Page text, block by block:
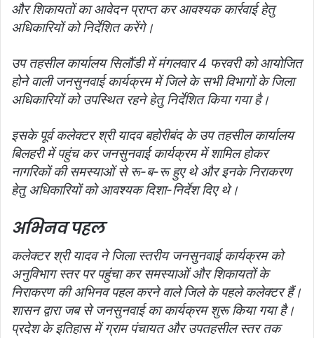
और शिकायतों का आवेदन प्राप्त कर आवश्यक कार्रवाई हेतु
अधिकारियों को निर्देशित करेंगे।
उप तहसील कार्यालय सिलौंडी में मंगलवार 4 फरवरी को आयोजित
होने वाली जनसुनवाई कार्यक्रम में जिले के सभी विभागों के जिला
अधिकारियों को उपस्थित रहने हेतु निर्देशित किया गया है।
इसके पूर्व कलेक्टर श्री यादव बहोरीबंद के उप तहसील कार्यालय
बिलहरी में पहुंच कर जनसुनवाई कार्यक्रम में शामिल होकर
नागरिकों की समस्याओं से रू-ब-रू हुए थे और इनके निराकरण
हेतु अधिकारियों को आवश्यक दिशा-निर्देश दिए थे।
अभिनव पहल
कलेक्टर श्री यादव ने जिला स्तरीय जनसुनवाई कार्यक्रम को
अनुविभाग स्तर पर पहुंचा कर समस्याओं और शिकायतों के
निराकरण की अभिनव पहल करने वाले जिले के पहले कलेक्टर हैं।
शासन द्वारा जब से जनसुनवाई का कार्यक्रम शुरू किया गया है।
प्रदेश के इतिहास में ग्राम पंचायत और उपतहसील स्तर तक